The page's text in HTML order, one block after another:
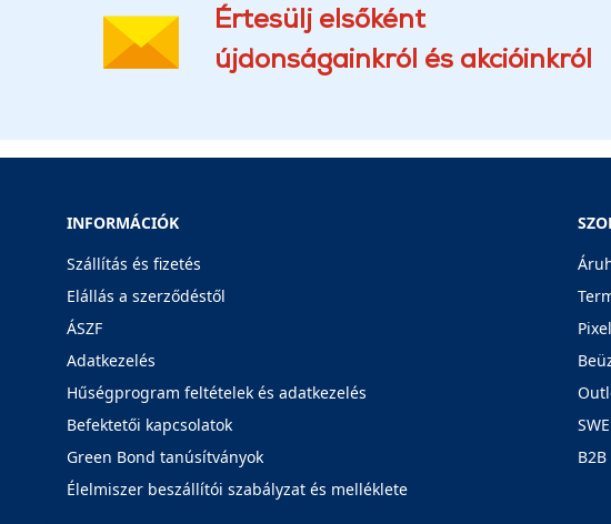
Értesülj elsőként
újdonságainkról és akcióinkról
INFORMÁCIÓK
Szállítás és fizetés
Elállás a szerződéstől
ÁSZF
Adatkezelés
Hűségprogram feltételek és adatkezelés
Befektetői kapcsolatok
Green Bond tanúsítványok
Élelmiszer beszállítói szabályzat és melléklete
B2B